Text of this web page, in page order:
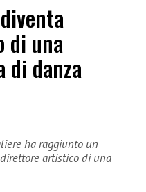
una
di danza
ha raggiunto un
artistico di una